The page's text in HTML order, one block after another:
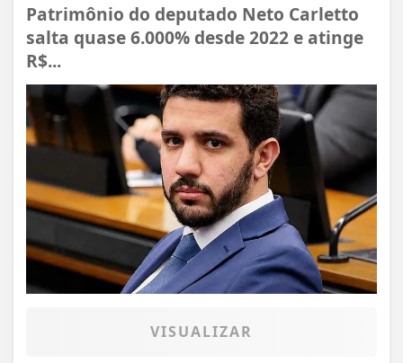
Patrimônio do deputado Neto Carletto
salta quase 6.000% desde 2022 e atinge
R$...
VISUALIZAR